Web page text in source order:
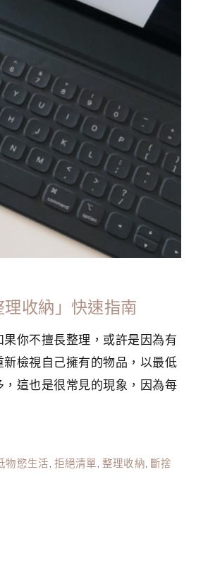
收納」快速指南
你不擅長整理，或許是因為有
檢視自己擁有的物品，以最低
這也是很常見的現象，因為每
物慾生活, 拒絕清單, 整理收納, 斷捨